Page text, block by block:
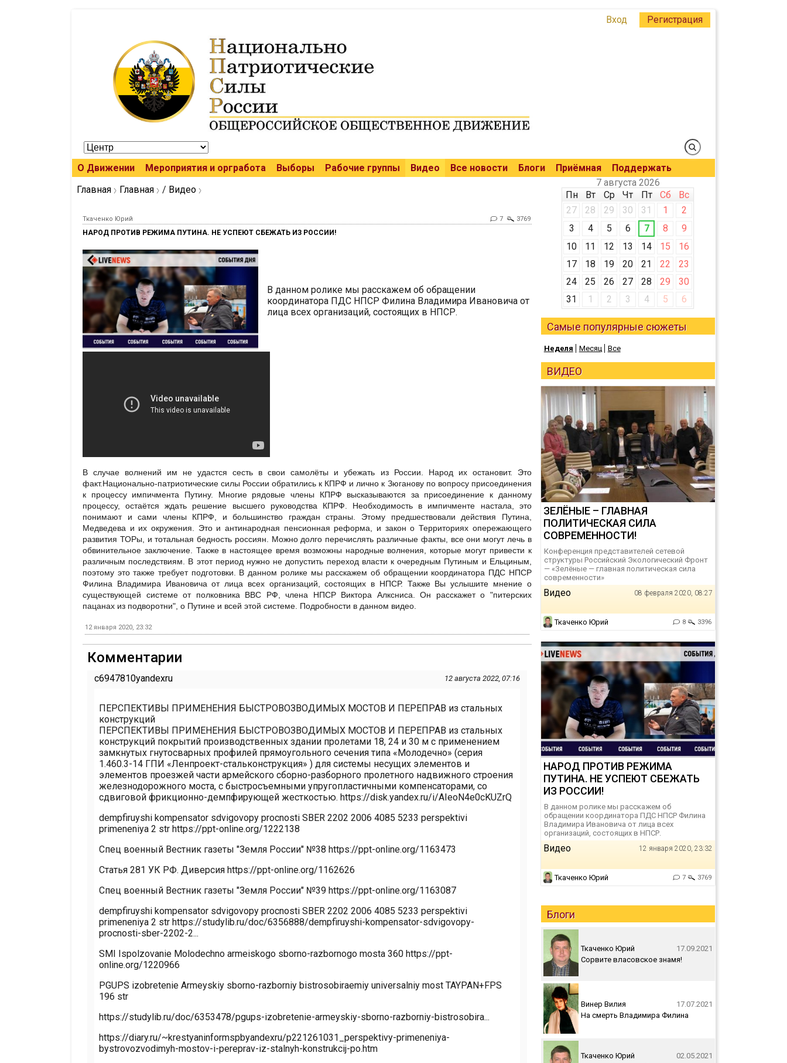
Вход Регистрация
О Движении Мероприятия и оргработа Выборы Рабочие группы Видео Все новости Блоги Приёмная
Поддержать
Главная
Главная / Видео
Ткаченко Юрий 7 3769
НАРОД ПРОТИВ РЕЖИМА ПУТИНА. НЕ УСПЕЮТ СБЕЖАТЬ ИЗ РОССИИ!
В данном ролике мы расскажем об обращении
координатора ПДС НПСР Филина Владимира Ивановича от
лица всех организаций, состоящих в НПСР.
В случае волнений им не удастся сесть в свои самолёты и убежать из России. Народ их остановит. Это
факт.Национально-патриотические силы России обратились к КПРФ и лично к Зюганову по вопросу присоединения
к процессу импичмента Путину. Многие рядовые члены КПРФ высказываются за присоединение к данному
процессу, остаётся ждать решение высшего руководства КПРФ. Необходимость в импичменте настала, это
понимают и сами члены КПРФ, и большинство граждан страны. Этому предшествовали действия Путина,
Медведева и их окружения. Это и антинародная пенсионная реформа, и закон о Территориях опережающего
развития ТОРы, и тотальная бедность россиян. Можно долго перечислять различные факты, все они могут лечь в
обвинительное заключение. Также в настоящее время возможны народные волнения, которые могут привести к
различным последствиям. В этот период нужно не допустить переход власти к очередным Путиным и Ельциным,
поэтому это также требует подготовки. В данном ролике мы расскажем об обращении координатора ПДС НПСР
Филина Владимира Ивановича от лица всех организаций, состоящих в НПСР. Также Вы услышите мнение о
существующей системе от полковника ВВС РФ, члена НПСР Виктора Алксниса. Он расскажет о "питерских
пацанах из подворотни", о Путине и всей этой системе. Подробности в данном видео.
12 января 2020, 23:32
Комментарии
c6947810yandexru 12 августа 2022, 07:16
ПЕРСПЕКТИВЫ ПРИМЕНЕНИЯ БЫСТРОВОЗВОДИМЫХ МОСТОВ И ПЕРЕПРАВ из стальных
конструкций
ПЕРСПЕКТИВЫ ПРИМЕНЕНИЯ БЫСТРОВОЗВОДИМЫХ МОСТОВ И ПЕРЕПРАВ из стальных
конструкций покрытий производственных здании пролетами 18, 24 и 30 м с применением
замкнутых гнутосварных профилей прямоугольного сечения типа «Молодечно» (серия
1.460.3-14 ГПИ «Ленпроект-стальконструкция» ) для системы несущих элементов и
элементов проезжей части армейского сборно-разборного пролетного надвижного строения
железнодорожного моста, с быстросъемными упругопластичными компенсаторами, со
сдвиговой фрикционно-демпфирующей жесткостью. https://disk.yandex.ru/i/AIeoN4e0cKUZrQ
dempfiruyshi kompensator sdvigovopy procnosti SBER 2202 2006 4085 5233 perspektivi
primeneniya 2 str https://ppt-online.org/1222138
Спец военный Вестник газеты "Земля России" №38 https://ppt-online.org/1163473
Статья 281 УК РФ. Диверсия https://ppt-online.org/1162626
Спец военный Вестник газеты "Земля России" №39 https://ppt-online.org/1163087
dempfiruyshi kompensator sdvigovopy procnosti SBER 2202 2006 4085 5233 perspektivi
primeneniya 2 str https://studylib.ru/doc/6356888/dempfiruyshi-kompensator-sdvigovopy-
procnosti-sber-2202-2...
SMI Ispolzovanie Molodechno armeiskogo sborno-razbornogo mosta 360 https://ppt-
online.org/1220966
PGUPS izobretenie Armeyskiy sborno-razborniy bistrosobiraemiy universalniy most TAYPAN+FPS
196 str
https://studylib.ru/doc/6353478/pgups-izobretenie-armeyskiy-sborno-razborniy-bistrosobira...
https://diary.ru/~krestyaninformspbyandexru/p221261031_perspektivy-primeneniya-
bystrovozvodimyh-mostov-i-pereprav-iz-stalnyh-konstrukcij-po.htm
7 августа 2026
Пн
Вт Ср Чт Пт Сб
Вс
27
28 29 30 31 1
2
3
4 5 6 7 8
9
10
11 12 13 14 15
16
17
18 19 20 21 22
23
24
25 26 27 28 29
30
31
1 2 3 4 5 6
Самые популярные сюжеты
Неделя Месяц Все
ВИДЕО
ЗЕЛЁНЫЕ – ГЛАВНАЯ
ПОЛИТИЧЕСКАЯ СИЛА
СОВРЕМЕННОСТИ!
Конференция представителей сетевой
структуры Российский Экологический Фронт
— «Зелёные — главная политическая сила
современности»
Видео 08 февраля 2020, 08:27
Ткаченко Юрий 8 3396
НАРОД ПРОТИВ РЕЖИМА
ПУТИНА. НЕ УСПЕЮТ СБЕЖАТЬ
ИЗ РОССИИ!
В данном ролике мы расскажем об
обращении координатора ПДС НПСР Филина
Владимира Ивановича от лица всех
организаций, состоящих в НПСР.
Видео 12 января 2020, 23:32
Ткаченко Юрий 7 3769
Блоги
Ткаченко Юрий
17.09.2021
Сорвите власовское знамя!
Винер Вилия
17.07.2021
На смерть Владимира Филина
Ткаченко Юрий
02.05.2021